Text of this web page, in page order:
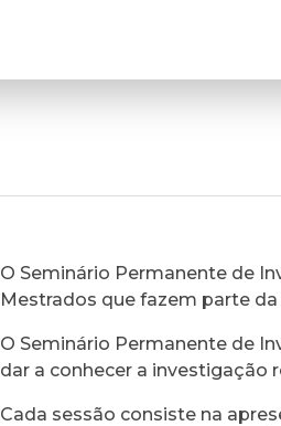
O Seminário Permanente de
Mestrados que fazem parte da
O Seminário Permanente de
dar a conhecer a investigação
Cada sessão consiste na